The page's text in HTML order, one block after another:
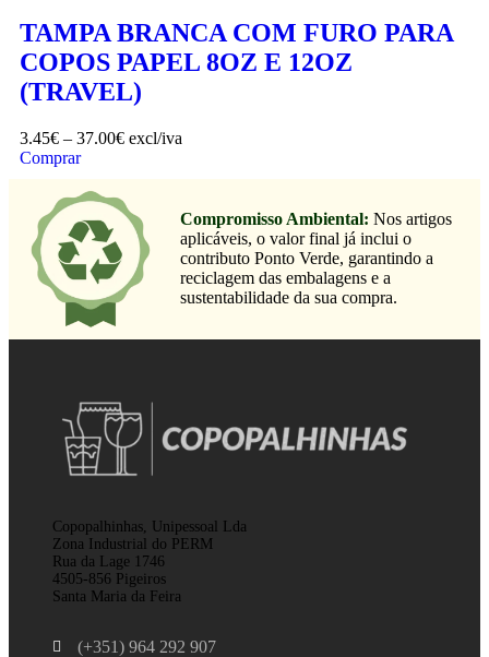
TAMPA BRANCA COM FURO PARA
COPOS PAPEL 8OZ E 12OZ
(TRAVEL)
3.45€ – 37.00€ excl/iva
Comprar
Compromisso Ambiental: Nos artigos
aplicáveis, o valor final já inclui o
contributo Ponto Verde, garantindo a
reciclagem das embalagens e a
sustentabilidade da sua compra.
Copopalhinhas, Unipessoal Lda
Zona Industrial do PERM
Rua da Lage 1746
4505-856 Pigeiros
Santa Maria da Feira
(+351) 964 292 907